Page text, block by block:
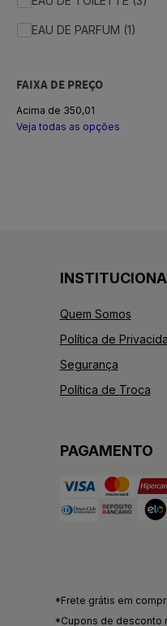
EAU DE PARFUM (1)
FAIXA DE PREÇO
Acima de 350,01
Veja todas as opções
Quem Somos
Política de
Segurança
Política de Troca
PAGAMENTO
*Frete grátis em
*Cupons de desconto